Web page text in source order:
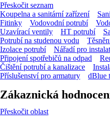
Přeskočit seznam
Koupelna a sanitární zařízení
Fitinky
Vodovodní potrubí
Uzavírací ventily
HT potrubí
Potrubí na studenou vodu
Izolace potrubí
Nářadí pro
Připojení spotřebičů na odpad
Čištění potrubí a kanalizace
Příslušenství pro armatury
dBlue
Zákaznická
Přeskočit oblast